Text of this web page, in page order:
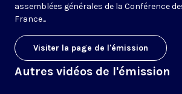
assemblées générales de la Conférence
France...
Visiter la page de l'émission
Autres vidéos de l'émission